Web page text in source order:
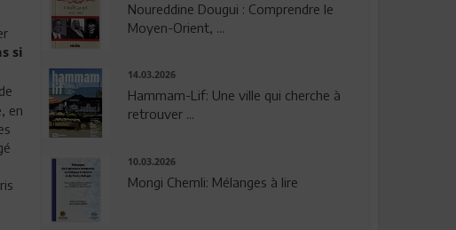
si
en
Noureddine Dougui : Comprendre le
Moyen-Orient, ...
14.03.2026
Hammam-Lif: Une ville qui cherche à
retrouver ...
10.03.2026
Mongi Chemli: Mélanges à lire